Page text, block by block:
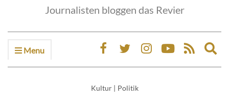
Journalisten bloggen das Revier
Menu
Kultur | Politik